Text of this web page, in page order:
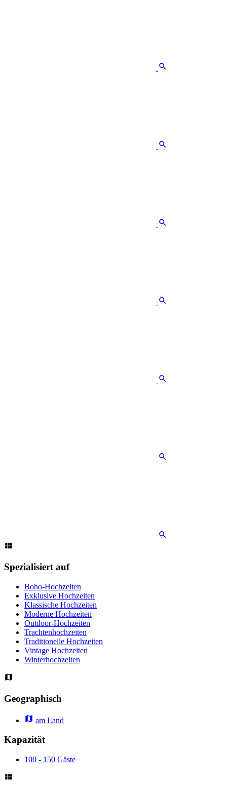
Spezialisiert auf
Boho-Hochzeiten
Exklusive Hochzeiten
Klassische Hochzeiten
Moderne Hochzeiten
Outdoor-Hochzeiten
Trachtenhochzeiten
Traditionelle Hochzeiten
Vintage Hochzeiten
Winterhochzeiten
Geographisch
am Land
Kapazität
100 - 150 Gäste